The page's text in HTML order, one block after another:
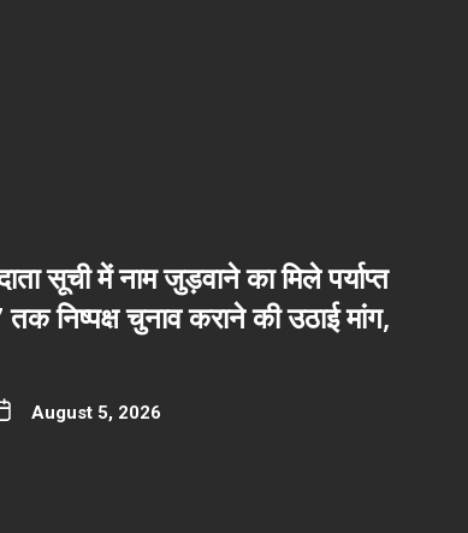
सूची में नाम जुड़वाने का मिले पर्याप्त
निष्पक्ष चुनाव कराने की उठाई मांग,
August 5, 2026